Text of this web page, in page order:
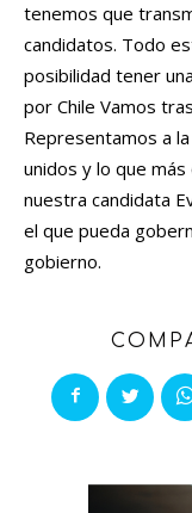
tenemos que
candidatos. Todo
posibilidad tener
por Chile Vamos
Representamos a
unidos y lo que
nuestra candidata
el que pueda
gobierno.